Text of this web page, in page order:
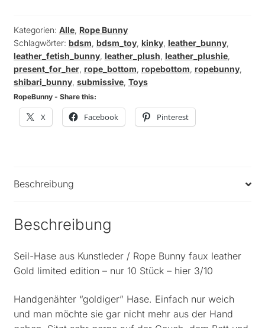
Kategorien: Alle, Rope Bunny
Schlagwörter: bdsm, bdsm_toy, kinky, leather_bunny,
leather_fetish_bunny, leather_plush, leather_plushie,
present_for_her, rope_bottom, ropebottom, ropebunny,
shibari_bunny, submissive, Toys
RopeBunny - Share this:
X Facebook Pinterest
Beschreibung
Beschreibung
Seil-Hase aus Kunstleder / Rope Bunny faux leather
Gold limited edition – nur 10 Stück – hier 3/10
Handgenähter “goldiger” Hase. Einfach nur weich
und man möchte sie gar nicht mehr aus der Hand